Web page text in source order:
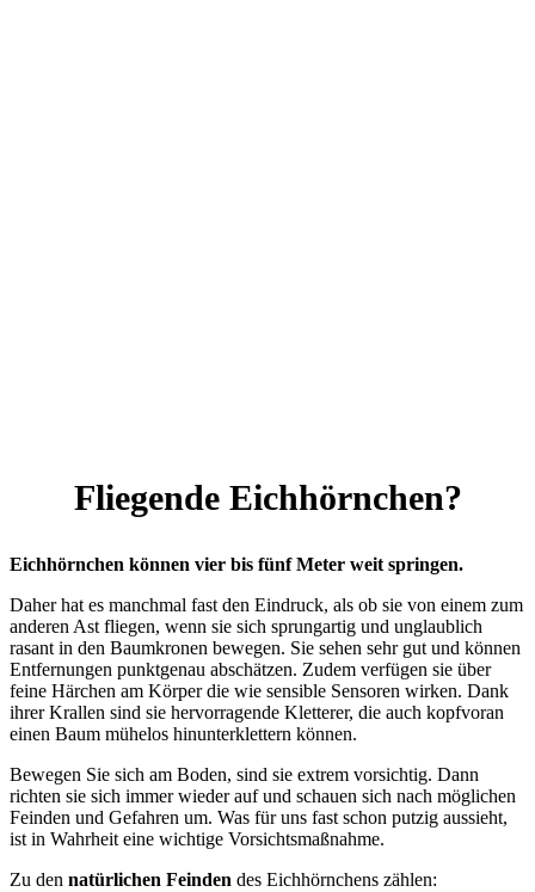
Fliegende Eichhörnchen?
Eichhörnchen können vier bis fünf Meter weit springen.
Daher hat es manchmal fast den Eindruck, als ob sie von einem zum
anderen Ast fliegen, wenn sie sich sprungartig und unglaublich
rasant in den Baumkronen bewegen. Sie sehen sehr gut und können
Entfernungen punktgenau abschätzen. Zudem verfügen sie über
feine Härchen am Körper die wie sensible Sensoren wirken. Dank
ihrer Krallen sind sie hervorragende Kletterer, die auch kopfvoran
einen Baum mühelos hinunterklettern können.
Bewegen Sie sich am Boden, sind sie extrem vorsichtig. Dann
richten sie sich immer wieder auf und schauen sich nach möglichen
Feinden und Gefahren um. Was für uns fast schon putzig aussieht,
ist in Wahrheit eine wichtige Vorsichtsmaßnahme.
Zu den natürlichen Feinden des Eichhörnchens zählen: